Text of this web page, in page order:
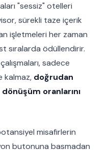
"sessiz" otelleri
sürekli taze içerik
işletmeleri her zaman
sıralarda ödüllendirir.
çalışmaları, sadece
kalmaz, doğrudan
oranlarını
misafirlerin
butonuna basmadan